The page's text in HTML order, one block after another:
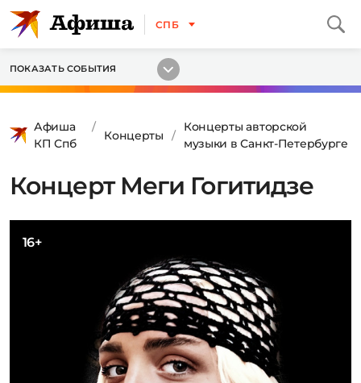
СПБ
ПОКАЗАТЬ СОБЫТИЯ
Афиша
КП Спб
Концерты
Концерты авторской
музыки в Санкт-Петербурге
Концерт Меги Гогитидзе
16+